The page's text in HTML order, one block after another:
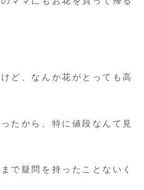
ど、なんか花がとっても高
たから、特に値段なんて見
で疑問を持ったことないく